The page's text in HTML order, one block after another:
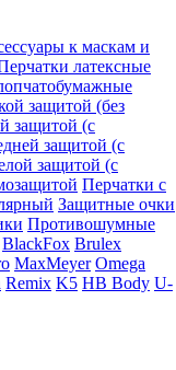
к маскам и
латексные
защитой (без
защитой (с
защитой (с
защитой (с
Перчатки с
Защитные очки
Противошумные
BlackFox Brulex
MaxMeyer Omega
Remix K5 HB Body U-